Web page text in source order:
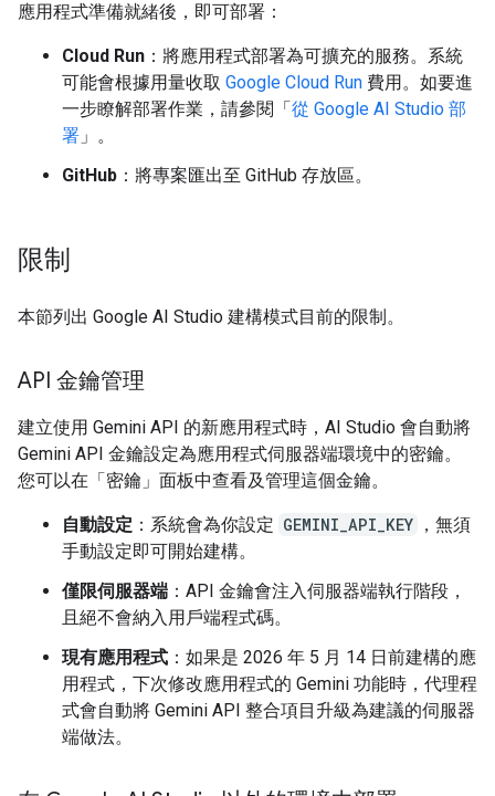
應用程式準備就緒後，即可部署：
Cloud Run ：將應用程式部署為可擴充的服務。系統
可能會根據用量收取 Google Cloud Run 費用。如要進
一步瞭解部署作業，請參閱「從 Google AI Studio 部
署 」。
GitHub ：將專案匯出至 GitHub 存放區。
限制
本節列出 Google AI Studio 建構模式目前的限制。
API 金鑰管理
建立使用 Gemini API 的新應用程式時，AI Studio 會自動將
Gemini API 金鑰設定為應用程式伺服器端環境中的密鑰。
您可以在「密鑰」 面板中查看及管理這個金鑰。
自動設定 ：系統會為你設定 GEMINI_API_KEY ，無須
手動設定即可開始建構。
僅限伺服器端 ：API 金鑰會注入伺服器端執行階段，
且絕不會納入用戶端程式碼。
現有應用程式 ：如果是 2026 年 5 月 14 日前建構的應
用程式，下次修改應用程式的 Gemini 功能時，代理程
式會自動將 Gemini API 整合項目升級為建議的伺服器
端做法。